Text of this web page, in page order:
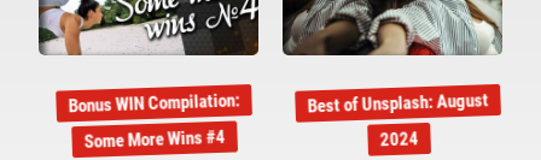
Bonus WIN Compilation:
Some More Wins #4
Best of Unsplash: August
2024